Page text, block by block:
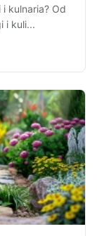
kulnaria? Od
i kuli...